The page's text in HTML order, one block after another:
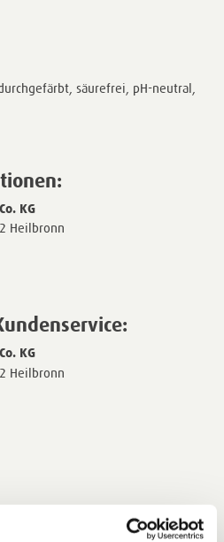
säurefrei, pH-neutral,
KG
Heilbronn
KG
Heilbronn